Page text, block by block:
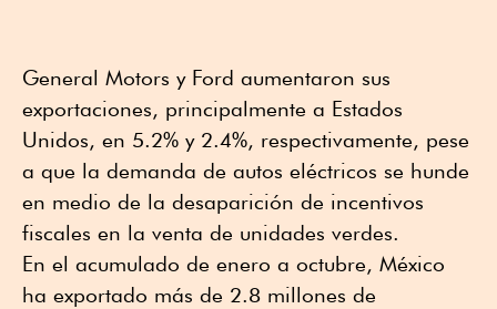
General Motors y Ford aumentaron sus
exportaciones, principalmente a Estados
Unidos, en 5.2% y 2.4%, respectivamente, pese
a que la demanda de autos eléctricos se hunde
en medio de la desaparición de incentivos
fiscales en la venta de unidades verdes.
En el acumulado de enero a octubre, México
ha exportado más de 2.8 millones de